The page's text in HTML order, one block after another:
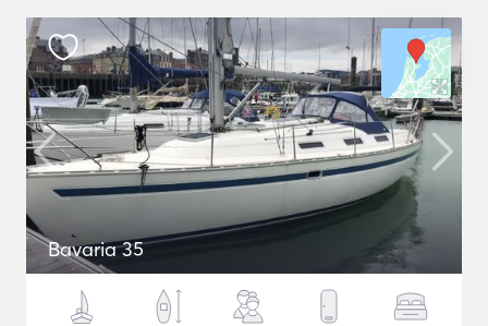
Bavaria 35